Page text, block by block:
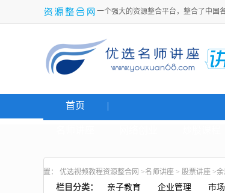
一个强大的资源整合平台，整合了中国
首页
置： 优选视频教程资源整合网 >名师讲座 > 股票讲座 >
栏目分类： 亲子教育 企业管理 市